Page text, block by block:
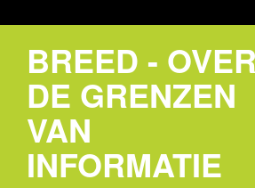
BREED - OVER
DE GRENZEN
VAN
INFORMATIE